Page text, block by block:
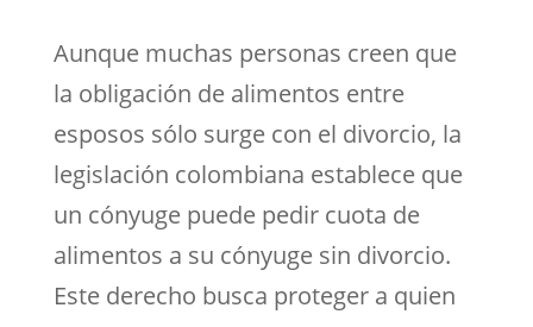
Aunque muchas personas creen que
la obligación de alimentos entre
esposos sólo surge con el divorcio, la
legislación colombiana establece que
un cónyuge puede pedir cuota de
alimentos a su cónyuge sin divorcio.
Este derecho busca proteger a quien